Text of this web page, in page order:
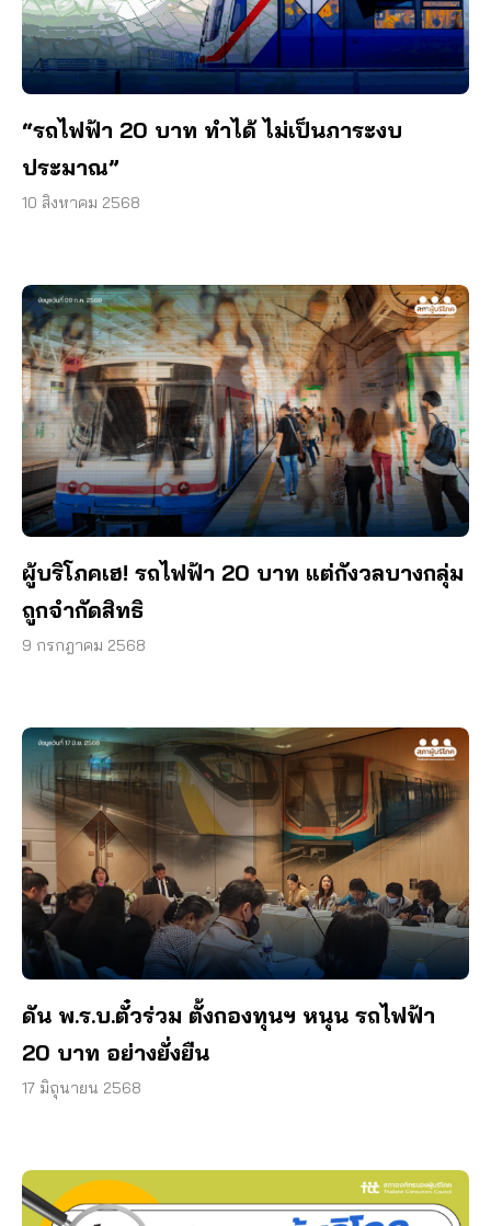
“รถไฟฟ้า 20 บาท ทำได้ ไม่เป็นภาระงบ
ประมาณ”
10 สิงหาคม 2568
ผู้บริโภคเฮ! รถไฟฟ้า 20 บาท แต่กังวลบางกลุ่ม
ถูกจำกัดสิทธิ
9 กรกฎาคม 2568
ดัน พ.ร.บ.ตั๋วร่วม ตั้งกองทุนฯ หนุน รถไฟฟ้า
20 บาท อย่างยั่งยืน
17 มิถุนายน 2568